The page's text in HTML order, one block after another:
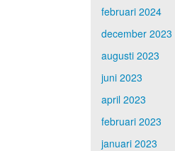
februari 2024
december 2023
augusti 2023
juni 2023
april 2023
februari 2023
januari 2023